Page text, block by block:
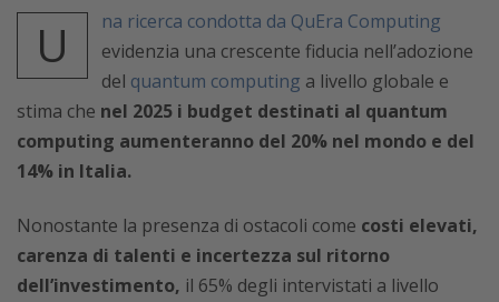
U
na ricerca condotta da QuEra Computing
evidenzia una crescente fiducia nell’adozione
del quantum computing a livello globale e
stima che nel 2025 i budget destinati al quantum
computing aumenteranno del 20% nel mondo e del
14% in Italia.
Nonostante la presenza di ostacoli come costi elevati,
carenza di talenti e incertezza sul ritorno
dell’investimento, il 65% degli intervistati a livello